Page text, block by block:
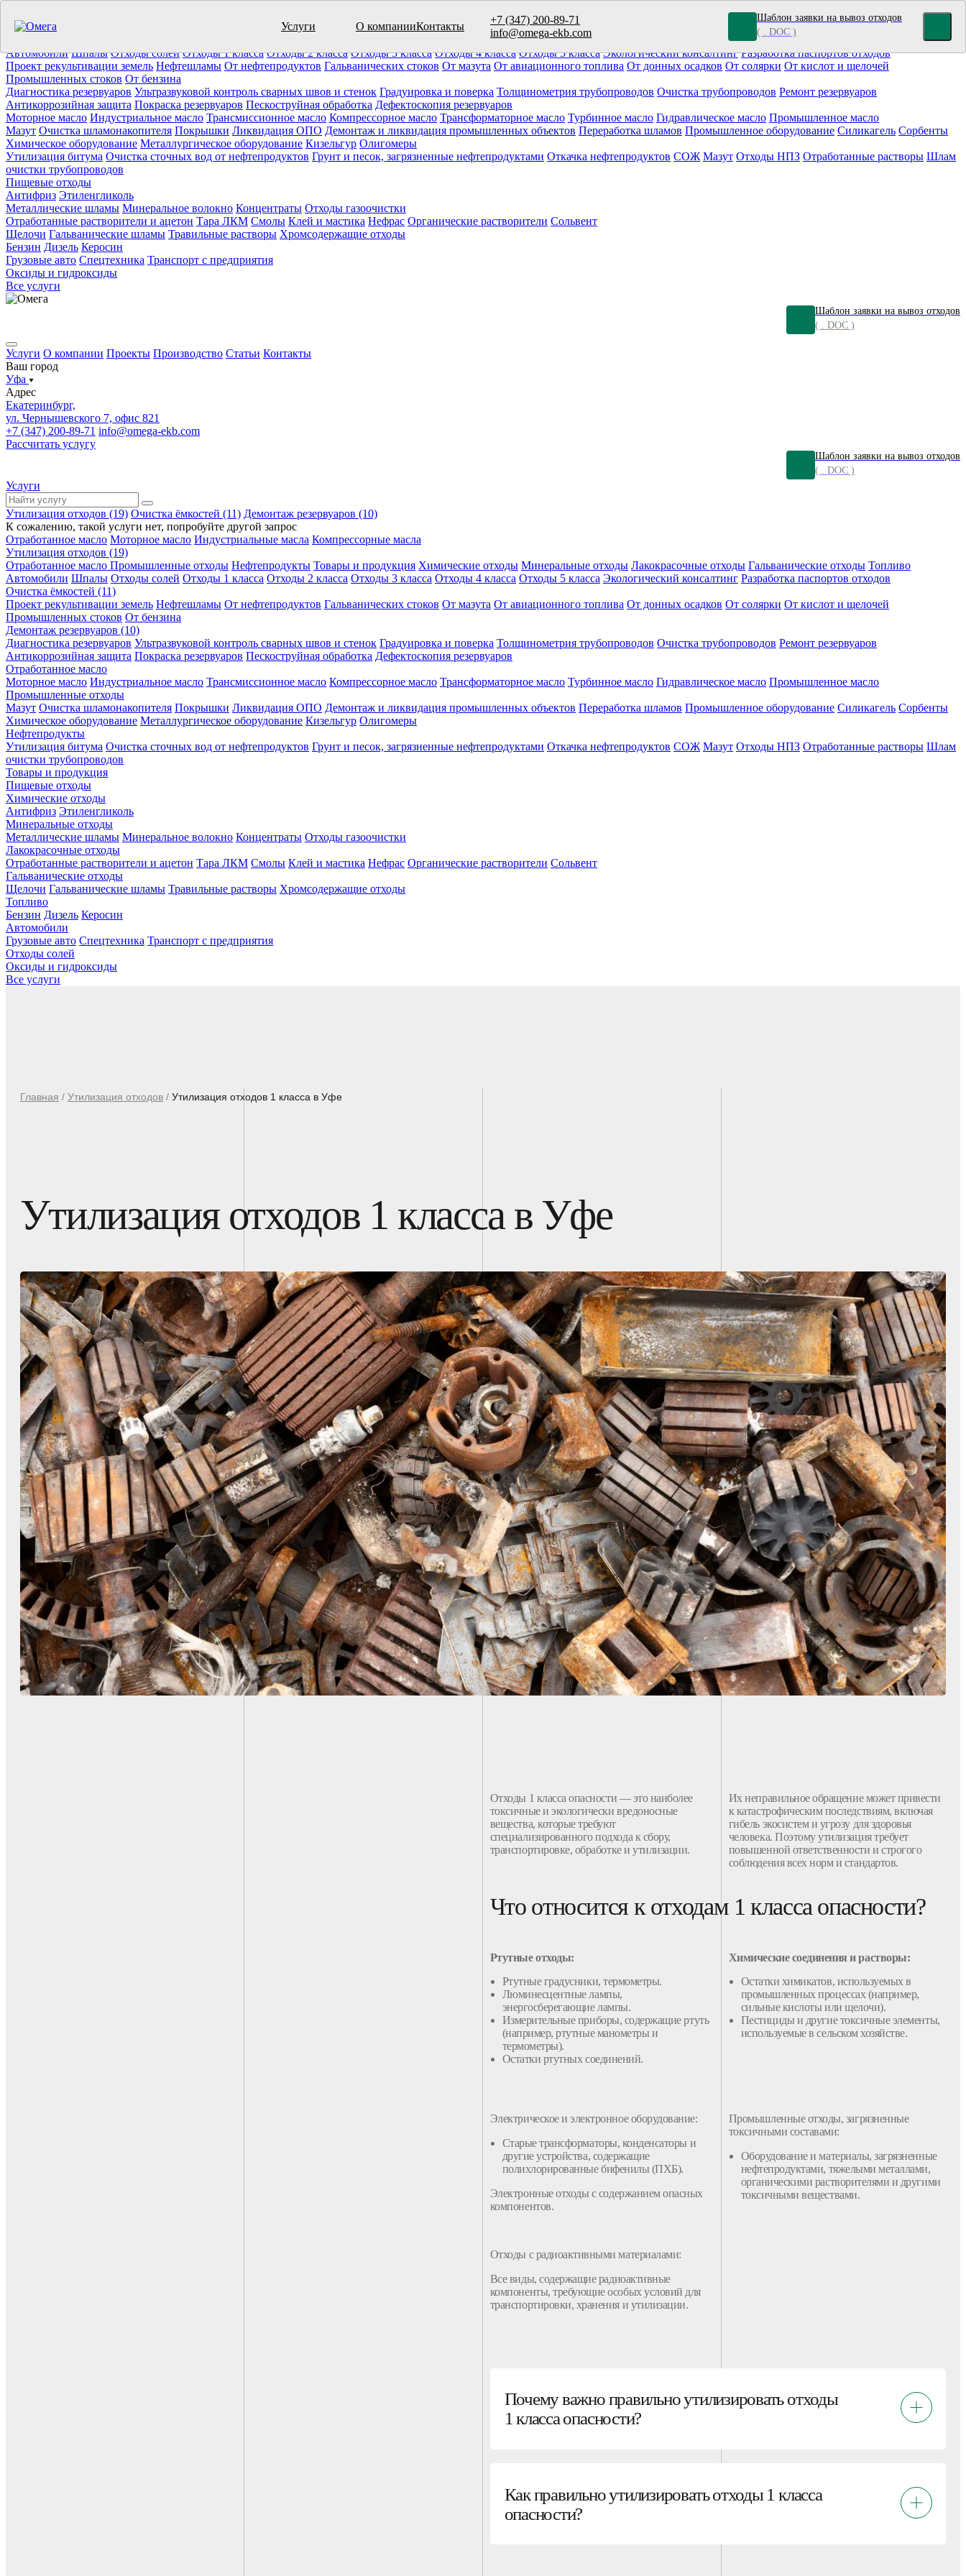
Услуги О компанииКонтакты
+7 (347) 200-89-71
info@omega-ekb.com
Шаблон заявки на вывоз отходов
( . DOC )
Утилизация отходов (19)
Демонтаж резервуаров (10)
Химические отходы Минеральные отходы Лакокрасочные отходы Гальванические отходы
Автомобили Шпалы Отходы солей Отходы 1 класса Отходы 2 класса Отходы 3 класса Отходы 4 класса Отходы 5 класса Экологический консалтинг Разработка паспортов отходов
Проект рекультивации земель Нефтешламы От нефтепродуктов Гальванических стоков От мазута От авиационного топлива От донных осадков От солярки От кислот и щелочей
Промышленных стоков От бензина
Диагностика резервуаров Ультразвуковой контроль сварных швов и стенок Градуировка и поверка Толщинометрия трубопроводов Очистка трубопроводов Ремонт резервуаров
Антикоррозийная защита Покраска резервуаров Пескоструйная обработка Дефектоскопия резервуаров
Моторное масло Индустриальное масло Трансмиссионное масло Компрессорное масло Трансформаторное масло Турбинное масло Гидравлическое масло Промышленное масло
Мазут Очистка шламонакопителя Покрышки Ликвидация ОПО Демонтаж и ликвидация промышленных объектов Переработка шламов Промышленное оборудование Силикагель Сорбенты
Химическое оборудование Металлургическое оборудование Кизельгур Олигомеры
Утилизация битума Очистка сточных вод от нефтепродуктов Грунт и песок, загрязненные нефтепродуктами Откачка нефтепродуктов СОЖ Мазут Отходы НПЗ Отработанные растворы Шлам
очистки трубопроводов
Пищевые отходы
Антифриз Этиленгликоль
Металлические шламы Минеральное волокно Концентраты Отходы газоочистки
Отработанные растворители и ацетон Тара ЛКМ Смолы Клей и мастика Нефрас Органические растворители Сольвент
Щелочи Гальванические шламы Травильные растворы Хромсодержащие отходы
Бензин Дизель Керосин
Грузовые авто Спецтехника Транспорт с предприятия
Оксиды и гидроксиды
Все услуги
Шаблон заявки на вывоз отходов
( . DOC )
Услуги О компании Проекты Производство Статьи Контакты
Ваш город
Уфа
Адрес
Екатеринбург,
ул. Чернышевского 7, офис 821
+7 (347) 200-89-71 info@omega-ekb.com
Рассчитать услугу
Шаблон заявки на вывоз отходов
( . DOC )
Услуги
Утилизация отходов (19) Очистка ёмкостей (11) Демонтаж резервуаров (10)
К сожалению, такой услуги нет, попробуйте другой запрос
Отработанное масло Моторное масло Индустриальные масла Компрессорные масла
Утилизация отходов (19)
Отработанное масло Промышленные отходы Нефтепродукты Товары и продукция Химические отходы Минеральные отходы Лакокрасочные отходы Гальванические отходы Топливо
Автомобили Шпалы Отходы солей Отходы 1 класса Отходы 2 класса Отходы 3 класса Отходы 4 класса Отходы 5 класса Экологический консалтинг Разработка паспортов отходов
Очистка ёмкостей (11)
Проект рекультивации земель Нефтешламы От нефтепродуктов Гальванических стоков От мазута От авиационного топлива От донных осадков От солярки От кислот и щелочей
Промышленных стоков От бензина
Демонтаж резервуаров (10)
Диагностика резервуаров Ультразвуковой контроль сварных швов и стенок Градуировка и поверка Толщинометрия трубопроводов Очистка трубопроводов Ремонт резервуаров
Антикоррозийная защита Покраска резервуаров Пескоструйная обработка Дефектоскопия резервуаров
Отработанное масло
Моторное масло Индустриальное масло Трансмиссионное масло Компрессорное масло Трансформаторное масло Турбинное масло Гидравлическое масло Промышленное масло
Промышленные отходы
Мазут Очистка шламонакопителя Покрышки Ликвидация ОПО Демонтаж и ликвидация промышленных объектов Переработка шламов Промышленное оборудование Силикагель Сорбенты
Химическое оборудование Металлургическое оборудование Кизельгур Олигомеры
Нефтепродукты
Утилизация битума Очистка сточных вод от нефтепродуктов Грунт и песок, загрязненные нефтепродуктами Откачка нефтепродуктов СОЖ Мазут Отходы НПЗ Отработанные растворы Шлам
очистки трубопроводов
Товары и продукция
Пищевые отходы
Химические отходы
Антифриз Этиленгликоль
Минеральные отходы
Металлические шламы Минеральное волокно Концентраты Отходы газоочистки
Лакокрасочные отходы
Отработанные растворители и ацетон Тара ЛКМ Смолы Клей и мастика Нефрас Органические растворители Сольвент
Гальванические отходы
Щелочи Гальванические шламы Травильные растворы Хромсодержащие отходы
Топливо
Бензин Дизель Керосин
Автомобили
Грузовые авто Спецтехника Транспорт с предприятия
Отходы солей
Оксиды и гидроксиды
Все услуги
Главная / Утилизация отходов / Утилизация отходов 1 класса в Уфе
Утилизация отходов 1 класса в Уфе
Отходы 1 класса опасности — это наиболее
токсичные и экологически вредоносные
вещества, которые требуют
специализированного подхода к сбору,
транспортировке, обработкеиутилизации.
Их неправильноеобращениеможет привести
к катастрофическим последствиям, включая
гибель экосистем и угрозу для здоровья
человека. Поэтомуутилизациятребует
повышенной ответственности и строгого
соблюдения всех норм и стандартов.
Что относится к отходам 1 класса опасности?
Ртутные отходы:
Ртутные градусники, термометры.
Люминесцентные лампы,
энергосберегающие лампы.
Измерительные приборы, содержащие ртуть
(например, ртутные манометры и
термометры).
Остатки ртутных соединений.
Химические соединения и растворы:
Остатки химикатов, используемых в
промышленных процессах (например,
сильные кислоты или щелочи).
Пестициды и другие токсичные элементы,
используемые в сельском хозяйстве.
Электрическое и электронное оборудование:
Старые трансформаторы, конденсаторы и
другие устройства, содержащие
полихлорированные бифенилы (ПХБ).
Электронныеотходы с содержанием опасных
компонентов.
Промышленныеотходы, загрязненные
токсичными составами:
Оборудование и материалы, загрязненные
нефтепродуктами, тяжелыми металлами,
органическими растворителями и другими
токсичными веществами.
Отходы с радиоактивными материалами:
Всевиды, содержащие радиоактивные
компоненты, требующие особых условий для
транспортировки, хранения и утилизации.
Почему важно правильно утилизировать отходы
1 класса опасности?
Как правильно утилизировать отходы 1 класса
опасности?